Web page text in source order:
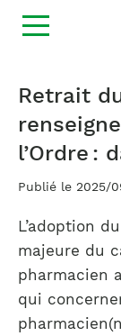
Ouvrir
la
Retrait
l’Ordre :
Publié le 2025/
L’adoption
majeure du
pharmacien
qui